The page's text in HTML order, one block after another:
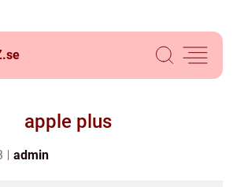
se
apple plus
admin